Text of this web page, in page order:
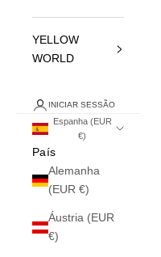
YELLOW
WORLD
INICIAR SESSÃO
Espanha (EUR
€)
País
Alemanha
(EUR €)
Áustria (EUR
€)